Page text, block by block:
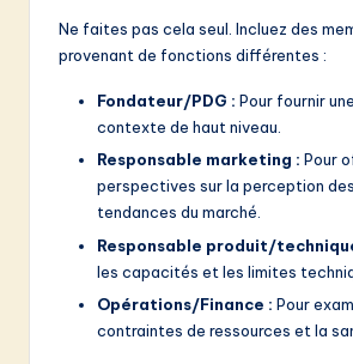
Ne faites pas cela seul. Incluez des
provenant de fonctions différentes :
Fondateur/PDG : Pour fournir
contexte de haut niveau.
Responsable marketing : Pour
perspectives sur la perception
tendances du marché.
Responsable produit/
les capacités et les limites
Opérations/Finance : Pour
contraintes de ressources et la